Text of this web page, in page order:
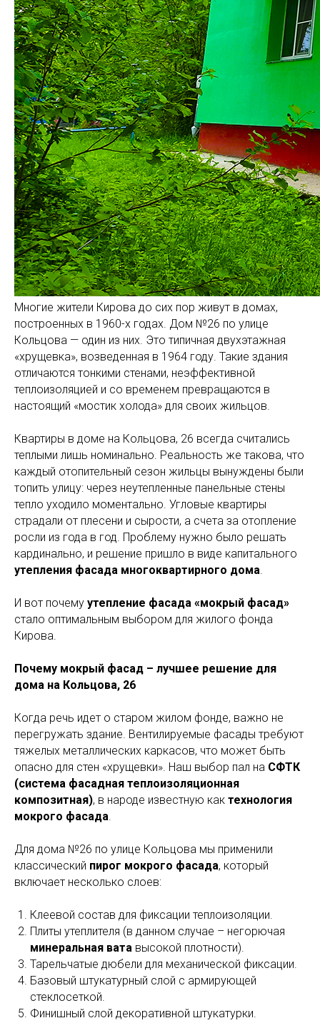
Многие жители Кирова до сих пор живут в домах,
построенных в 1960-х годах. Дом №26 по улице
Кольцова — один из них. Это типичная двухэтажная
«хрущевка», возведенная в 1964 году. Такие здания
отличаются тонкими стенами, неэффективной
теплоизоляцией и со временем превращаются в
настоящий «мостик холода» для своих жильцов.
Квартиры в доме на Кольцова, 26 всегда считались
теплыми лишь номинально. Реальность же такова, что
каждый отопительный сезон жильцы вынуждены были
топить улицу: через неутепленные панельные стены
тепло уходило моментально. Угловые квартиры
страдали от плесени и сырости, а счета за отопление
росли из года в год. Проблему нужно было решать
кардинально, и решение пришло в виде капитального
утепления фасада многоквартирного дома.
И вот почему утепление фасада «мокрый фасад»
стало оптимальным выбором для жилого фонда
Кирова.
Почему мокрый фасад – лучшее решение для
дома на Кольцова, 26
Когда речь идет о старом жилом фонде, важно не
перегружать здание. Вентилируемые фасады требуют
тяжелых металлических каркасов, что может быть
опасно для стен «хрущевки». Наш выбор пал на СФТК
(система фасадная теплоизоляционная
композитная), в народе известную как технология
мокрого фасада.
Для дома №26 по улице Кольцова мы применили
классический пирог мокрого фасада, который
включает несколько слоев:
Клеевой состав для фиксации теплоизоляции.
Плиты утеплителя (в данном случае – негорючая
минеральная вата высокой плотности).
Тарельчатые дюбели для механической фиксации.
Базовый штукатурный слой с армирующей
стеклосеткой.
Финишный слой декоративной штукатурки.